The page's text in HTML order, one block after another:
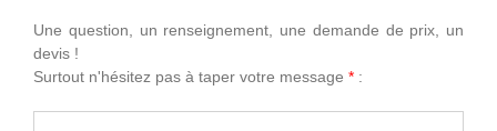
Une question, un renseignement, une demande de prix, un
devis !
Surtout n'hésitez pas à taper votre message * :